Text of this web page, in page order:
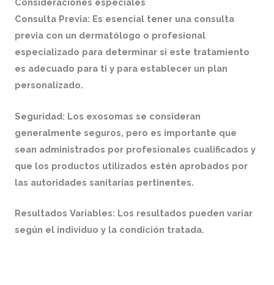
Consideraciones especiales
Consulta Previa: Es esencial tener una consulta
previa con un dermatólogo o profesional
especializado para determinar si este tratamiento
es adecuado para ti y para establecer un plan
personalizado.
Seguridad: Los exosomas se consideran
generalmente seguros, pero es importante que
sean administrados por profesionales cualificados y
que los productos utilizados estén aprobados por
las autoridades sanitarias pertinentes.
Resultados Variables: Los resultados pueden variar
según el individuo y la condición tratada.